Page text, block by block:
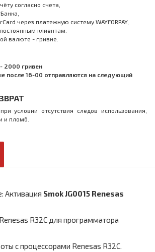
согласно счета,
через платежную систему WAYFORPAY,
клиентам.
валюте - гривне.
2000 гривен
после 16-00 отправляются на следующий
условии отсутствия следов использования,
и пломб.
Активация Smok JG0015 Renesas
Renesas R32C для программатора
с процессорами Renesas R32C.